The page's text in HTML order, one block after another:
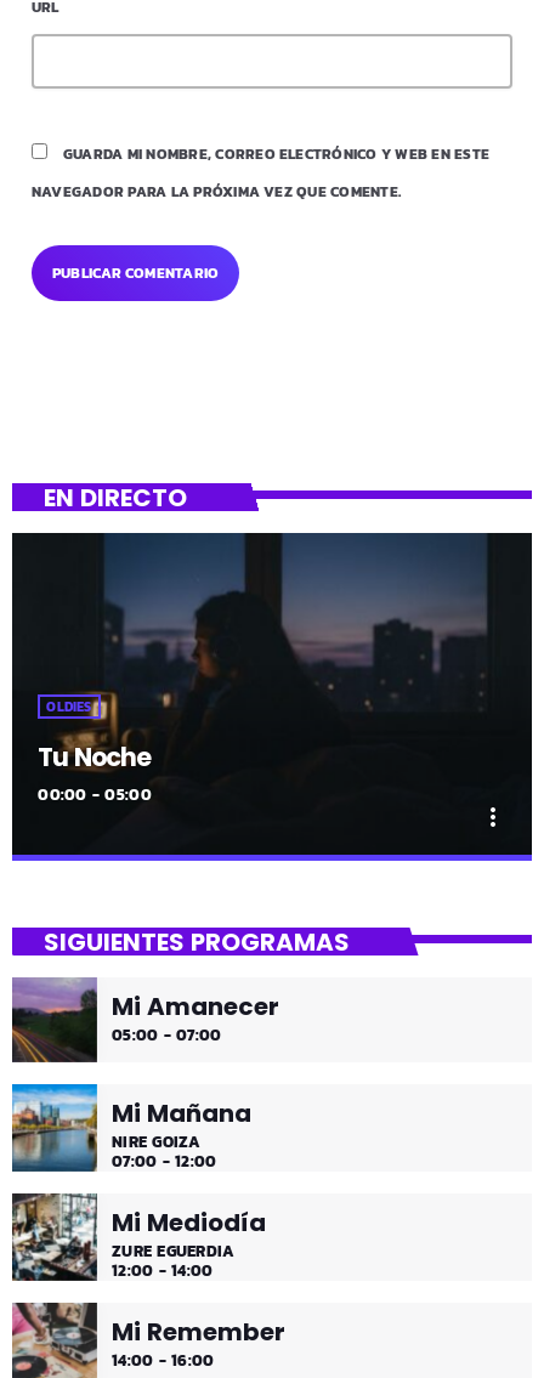
URL
GUARDA MI NOMBRE, CORREO ELECTRÓNICO Y WEB EN ESTE
NAVEGADOR PARA LA PRÓXIMA VEZ QUE COMENTE.
EN DIRECTO
OLDIES
Tu Noche
00:00 - 05:00
more_vert
gure gaua
Desconecta y disfruta cada madrugada de la música
más tranquila.
SIGUIENTES PROGRAMAS
Mi Amanecer
05:00 - 07:00
Mi Mañana
NIRE GOIZA
07:00 - 12:00
Mi Mediodía
ZURE EGUERDIA
12:00 - 14:00
Mi Remember
14:00 - 16:00